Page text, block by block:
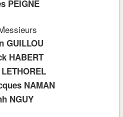
PEIGNE
GUILLOU
HABERT
NAMAN
NGUY